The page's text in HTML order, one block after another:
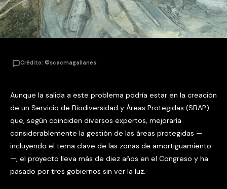
Crédito: ©scacmagallanes
Aunque la salida a este problema podría estar en la creación
de un Servicio de Biodiversidad y Áreas Protegidas (SBAP)
que, según coinciden diversos expertos, mejoraría
considerablemente la gestión de las áreas protegidas —
incluyendo el tema clave de las zonas de amortiguamiento
—, el proyecto lleva más de diez años en el Congreso y ha
pasado por tres gobiernos sin ver la luz.